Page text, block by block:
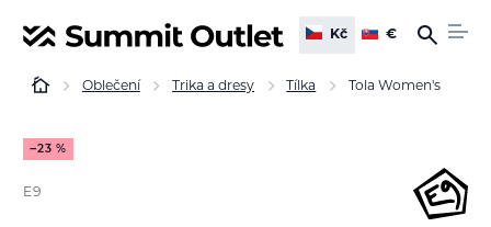
Kč €
Oblečení Trika a dresy Tílka Tola Women's
−23 %
E9